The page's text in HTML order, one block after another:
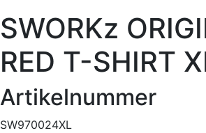
SWORKz
RED T-SHIRT
Artikelnummer
SW970024XL